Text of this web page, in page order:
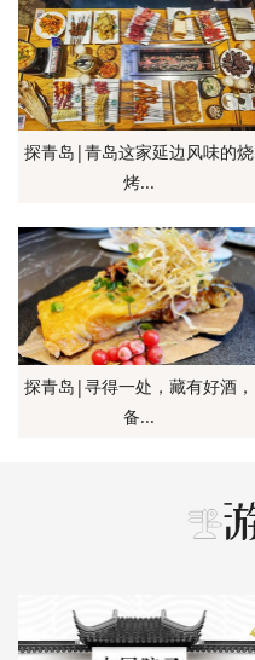
探青岛|青岛这家延边风味的烧
烤...
探青岛|寻得一处，藏有好酒，
备...